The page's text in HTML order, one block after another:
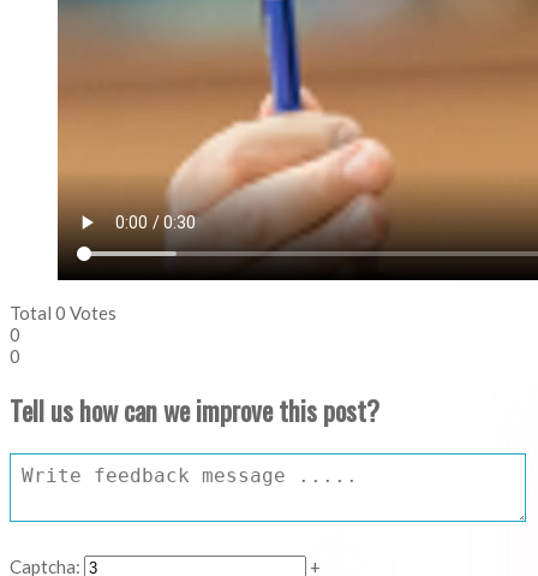
Total 0 Votes
0
0
Tell us how can we improve this post?
Captcha:
+